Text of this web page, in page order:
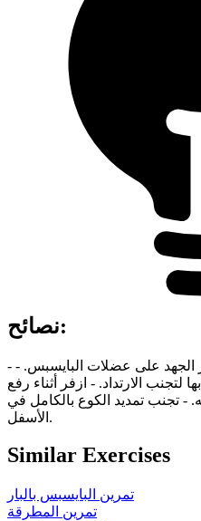
نصائح:
- حافظ على ثبات ذراعيك وركز الجهد على عضلات البايسبس. -
الارتداد. - ازفر أثناء رفع
- تجنب تمديد الكوع بالكامل في
الأسفل.
Similar Exercises
تمرين البايسبس بالبار
تمرين المطرقة